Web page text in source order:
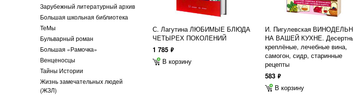
Зарубежный литературный архив
Большая школьная библиотека
ТеМы
Бульварный роман
Большая «Рамочка»
Венценосцы
Тайны Истории
Жизнь замечательных людей
(ЖЗЛ)
С. Лагутина ЛЮБИМЫЕ БЛЮДА
ЧЕТЫРЕХ ПОКОЛЕНИЙ
1 785 ф
В корзину
И. Пигулевская
НА ВАШЕЙ КУХНЕ.
креплёные, лечебные вина,
самогон, сидр, старинные
рецепты
583 ф
В корзину